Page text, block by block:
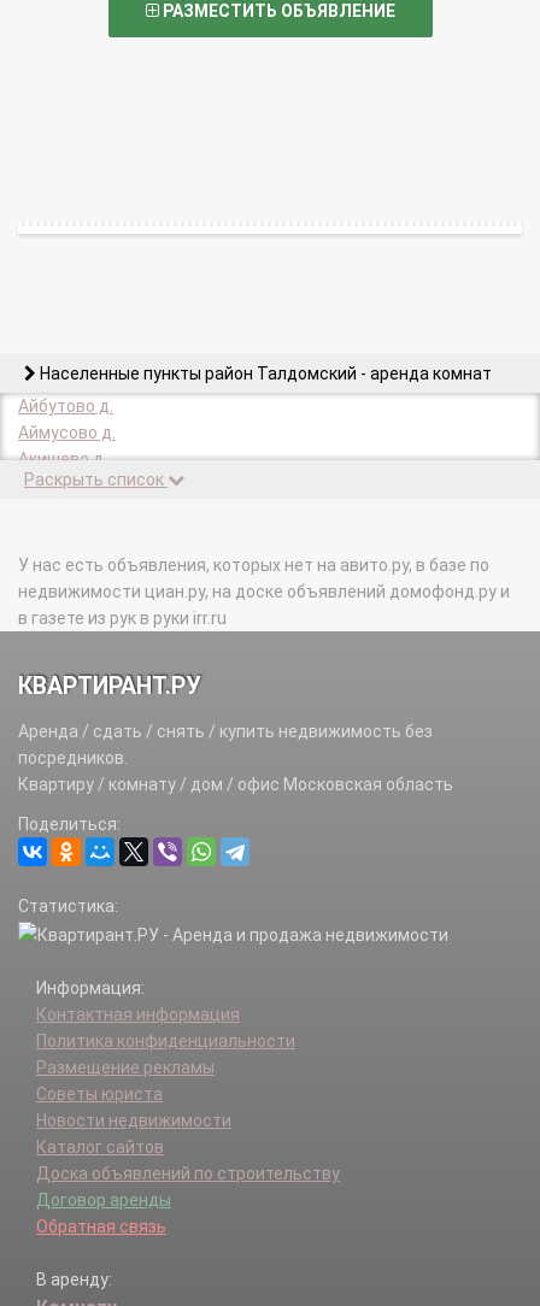
РАЗМЕСТИТЬ ОБЪЯВЛЕНИЕ
Населенные пункты район Талдомский - аренда комнат
Айбутово д.
Аймусово д.
Акишево д.
Андрейково д.
Бабахино д.
Бакшеиха д.
Бардуково д.
Бельское д.
Береговское д.
Бережок д.
Бобровниково д.
Бобылино д.
Большое Семеновское д.
Большое Страшево д.
Буртаки д.
Бурцево д.
Васино д.
Великий Двор с.
Вербилки рп.
Веретьево д.
Волдынь д.
Волково д.
Волково д.
Волкуша д.
Воргаш д.
Вороново д.
Высочки д.
Раскрыть список
У нас есть объявления, которых нет на авито.ру, в базе по
недвижимости циан.ру, на доске объявлений домофонд.ру и
в газете из рук в руки irr.ru
КВАРТИРАНТ.РУ
Аренда / сдать / снять / купить недвижимость без
посредников.
Квартиру / комнату / дом / офис Московская область
Поделиться:
Статистика:
Информация:
Контактная информация
Политика конфиденциальности
Размещение рекламы
Советы юриста
Новости недвижимости
Каталог сайтов
Доска объявлений по строительству
Договор аренды
Обратная связь
В аренду: